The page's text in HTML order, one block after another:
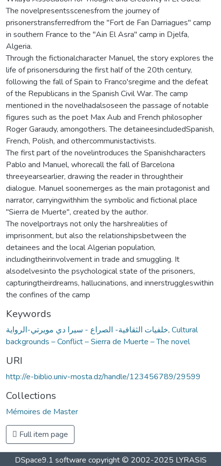
The novelpresentsscenesfrom the journey of
prisonerstransferredfrom the "Fort de Fan Darriagues" camp
in southern France to the "Ain El Asra" camp in Djelfa,
Algeria.
Through the fictionalcharacter Manuel, the story explores the
life of prisonersduring the first half of the 20th century,
following the fall of Spain to Franco'sregime and the defeat
of the Republicans in the Spanish Civil War. The camp
mentioned in the novelhadalsoseen the passage of notable
figures such as the poet Max Aub and French philosopher
Roger Garaudy, amongothers. The detaineesincludedSpanish,
French, Polish, and othercommunistactivists.
The first part of the novelintroduces the Spanishcharacters
Pablo and Manuel, whorecall the fall of Barcelona
threeyearsearlier, drawing the reader in throughtheir
dialogue. Manuel soonemerges as the main protagonist and
narrator, carryingwithhim the symbolic and fictional place
"Sierra de Muerte", created by the author.
The novelportrays not only the harshrealities of
imprisonment, but also the relationshipsbetween the
detainees and the local Algerian population,
includingtheirinvolvement in trade and smuggling. It
alsodelvesinto the psychological state of the prisoners,
capturingtheirdreams, hallucinations, and innerstruggleswithin
the confines of the camp
Keywords
خلفيات الثقافية- الصراع - سيرا دي مويرتي-الرواية, Cultural
backgrounds – Conflict – Sierra de Muerte – The novel
URI
http://e-biblio.univ-mosta.dz/handle/123456789/29599
Collections
Mémoires de Master
Full item page
DSpace9.1 software copyright © 2002-2025 LYRASIS